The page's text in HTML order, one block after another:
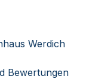
Werdich
Bewertungen